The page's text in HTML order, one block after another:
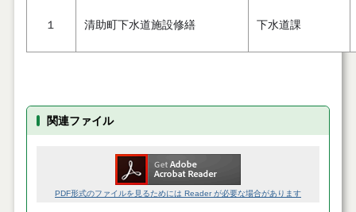
１ 清助町下水道施設修繕 下水道課
関連ファイル
PDF形式のファイルを見るためには Reader が必要な場合があります